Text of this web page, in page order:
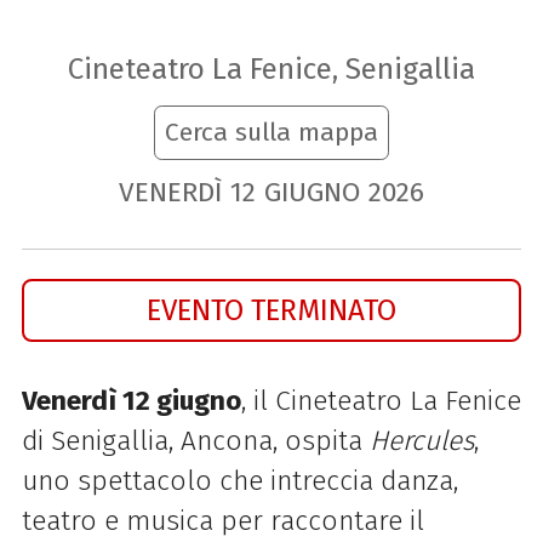
Cineteatro La Fenice, Senigallia
Cerca sulla mappa
VENERDÌ 12 GIUGNO 2026
EVENTO TERMINATO
Venerdì 12 giugno, il Cineteatro La Fenice
di Senigallia, Ancona, ospita Hercules,
uno spettacolo che intreccia danza,
teatro e musica per raccontare il